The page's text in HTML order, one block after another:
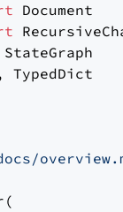
TypedDict